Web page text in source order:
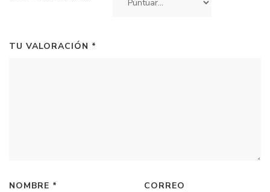
TU VALORACIÓN *
NOMBRE *
CORREO